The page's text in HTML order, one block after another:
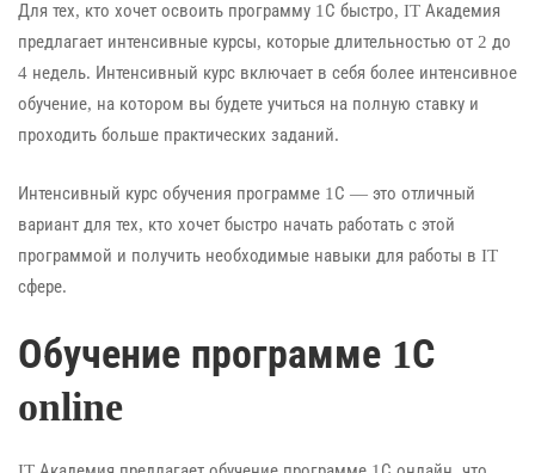
Для тех, кто хочет освоить программу 1С быстро, IT Академия
предлагает интенсивные курсы, которые длительностью от 2 до
4 недель. Интенсивный курс включает в себя более интенсивное
обучение, на котором вы будете учиться на полную ставку и
проходить больше практических заданий.
Интенсивный курс обучения программе 1С — это отличный
вариант для тех, кто хочет быстро начать работать с этой
программой и получить необходимые навыки для работы в IT
сфере.
Обучение программе 1С
online